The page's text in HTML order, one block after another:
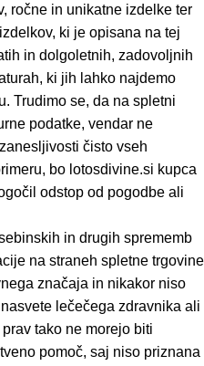
ročne in unikatne izdelke ter
ki je opisana na tej
in dolgoletnih, zadovoljnih
ki jih lahko najdemo
Trudimo se, da na spletni
podatke, vendar ne
čisto vseh
bo lotosdivine.si kupca
odstop od pogodbe ali
in drugih sprememb
na straneh spletne trgovine
značaja in nikakor niso
lečečega zdravnika ali
tako ne morejo biti
pomoč, saj niso priznana